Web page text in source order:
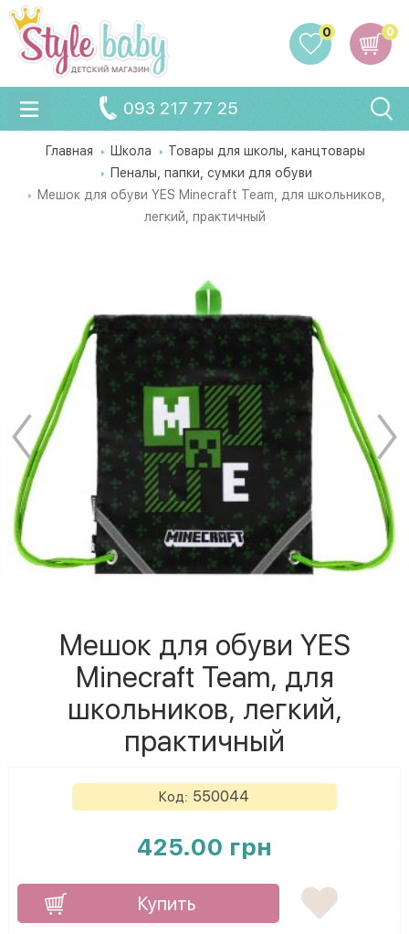
0
0
093 217 77 25
Главная Школа
Товары для школы, канцтовары
Пеналы, папки, сумки для обуви
Мешок для обуви YES Minecraft Team, для школьников,
легкий, практичный
Мешок для обуви YES
Minecraft Team, для
школьников, легкий,
практичный
Код: 550044
425.00 грн
Купить